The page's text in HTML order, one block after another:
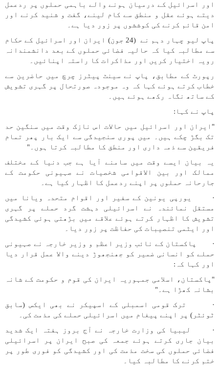
اور اسرائیل کے درمیان ہونے والے باہمی حملوں پر ردعمل
دیتے ہوئے عقل و منطق سے کام لینے، گفت و شنید کرنے اور
امن قائم کرنے کی کوششوں پر زور دیا ہے۔
پاپ لیو چہار دہم نے (24 جون) ایران اور اسرائیل کے حکام
سے مطالبہ کیا کہ حالیہ فضائی حملوں کے بعد دانشمندانہ
رویہ اختیار کریں اور مذاکرات کا راستہ اپنائیں۔
رپورٹ کے مطابق، پاپ نے سینٹ پیٹرز چرچ میں حاضرین سے
خطاب کرتے ہوئے کہا کہ وہ موجودہ صورتحال پر گہری تشویش
کے ساتھ نگاہ رکھے ہوئے ہیں۔
پاپ نے کہا:
"ایران اور اسرائیل میں حالات اس نازک وقت میں سنگین حد
تک بگڑ چکے ہیں۔ میں پوری سنجیدگی سے ایک بار پھر تمام
فریقین سے ذمہ داری اور منطق کا مطالبہ کرتا ہوں۔"
یہ بیان ایسے وقت میں سامنے آیا ہے جب دنیا کے مختلف
ممالک اور بین الاقوامی شخصیات نے صہیونی حکومت کے
جارحانہ حملوں پر اپنے ردعمل کا اظہار کیا ہے۔
· یورپی یونین کے سفیر اور اقوام متحدہ ویانا میں
مستقل نمائندہ نے اسرائیلی دہشت گرد حملے پر گہری
تشویش کا اظہار کرتے ہوئے علاقے میں بڑھتی ہوئی کشیدگی
اور ایٹمی تنصیبات کی حفاظت پر زور دیا۔
· پاکستان کے نائب وزیر اعظم و وزیر خارجہ نے صہیونی
حملے کو انسانی ضمیر کو جھنجھوڑ دینے والا عمل قرار دیا
اور کہا کہ:
"پاکستان، اسلامی جمہوریہ ایران کی قوم و حکومت کے شانہ
بشانہ کھڑا ہے۔"
· ترک قومی اسمبلی کے اسپیکر نے بھی ایکس (سابق
ٹوئٹر) پر اپنے پیغام میں اسرائیلی حملے کی مذمت کی۔
· لیبیا کی وزارت خارجہ نے آج بروز ہفتہ ایک شدید
بیان جاری کرتے ہوئے جمعہ کی صبح ایران پر اسرائیلی
فضائی حملوں کی سخت مذمت کی اور کشیدگی کو فوری طور پر
ختم کرنے کا مطالبہ کیا۔